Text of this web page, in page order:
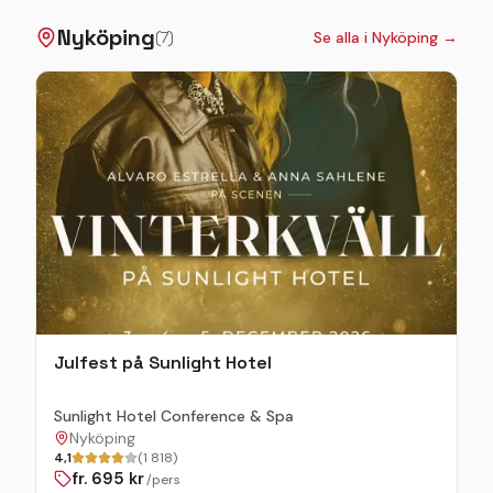
Nyköping(7) Se alla i Nyköping →
Julfest på Sunlight Hotel
Sunlight Hotel Conference & Spa
Nyköping
4,1 (1 818)
fr. 695 kr/pers